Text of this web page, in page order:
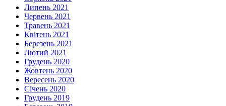
Липень 2021
Червень 2021
Травень 2021
Квітень 2021
Березень 2021
Лютий 2021
Грудень 2020
Жовтень 2020
Вересень 2020
Січень 2020
Грудень 2019